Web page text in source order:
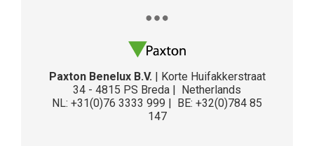
Paxton Benelux B.V. | Korte Huifakkerstraat
34 - 4815 PS Breda | Netherlands
NL: +31(0)76 3333 999 | BE: +32(0)784 85
147